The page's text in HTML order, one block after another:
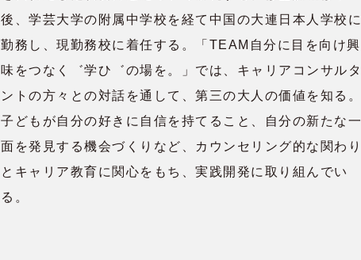
後、学芸大学の附属中学校を経て中国の大連日本人学校に
勤務し、現勤務校に着任する。「TEAM自分に目を向け興
味をつなく゛学ひ゛の場を。」では、キャリアコンサルタ
ントの方々との対話を通して、第三の大人の価値を知る。
子どもが自分の好きに自信を持てること、自分の新たな一
面を発見する機会づくりなど、カウンセリング的な関わり
とキャリア教育に関心をもち、実践開発に取り組んでい
る。